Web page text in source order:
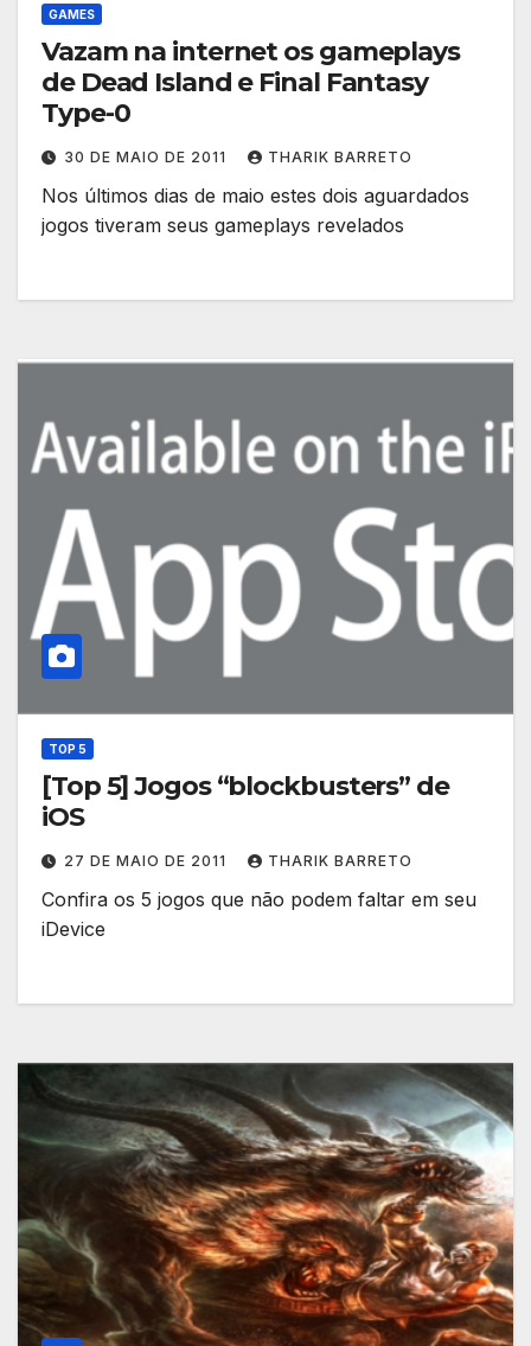
GAMES
Vazam na internet os gameplays
de Dead Island e Final Fantasy
Type-0
30 DE MAIO DE 2011 THARIK BARRETO
Nos últimos dias de maio estes dois aguardados
jogos tiveram seus gameplays revelados
TOP 5
[Top 5] Jogos “blockbusters” de
iOS
27 DE MAIO DE 2011 THARIK BARRETO
Confira os 5 jogos que não podem faltar em seu
iDevice